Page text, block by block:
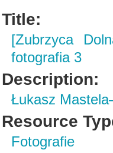
Title:
[Zubrzyca
fotografia 3
Description:
Łukasz
Resource
Fotografie